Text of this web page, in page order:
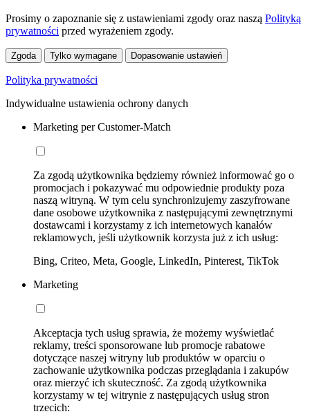
Prosimy o zapoznanie się z ustawieniami zgody oraz naszą Polityką
prywatności przed wyrażeniem zgody.
Zgoda Tylko wymagane Dopasowanie ustawień
Polityka prywatności
Indywidualne ustawienia ochrony danych
Marketing per Customer-Match
Za zgodą użytkownika będziemy również informować go o
promocjach i pokazywać mu odpowiednie produkty poza
naszą witryną. W tym celu synchronizujemy zaszyfrowane
dane osobowe użytkownika z następującymi zewnętrznymi
dostawcami i korzystamy z ich internetowych kanałów
reklamowych, jeśli użytkownik korzysta już z ich usług:
Bing, Criteo, Meta, Google, LinkedIn, Pinterest, TikTok
Marketing
Akceptacja tych usług sprawia, że możemy wyświetlać
reklamy, treści sponsorowane lub promocje rabatowe
dotyczące naszej witryny lub produktów w oparciu o
zachowanie użytkownika podczas przeglądania i zakupów
oraz mierzyć ich skuteczność. Za zgodą użytkownika
korzystamy w tej witrynie z następujących usług stron
trzecich: